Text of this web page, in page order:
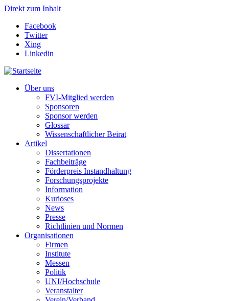
Direkt zum Inhalt
Facebook
Twitter
Xing
Linkedin
Über uns
FVI-Mitglied werden
Sponsoren
Sponsor werden
Glossar
Wissenschaftlicher Beirat
Artikel
Dissertationen
Fachbeiträge
Förderpreis Instandhaltung
Forschungsprojekte
Information
Kurioses
News
Presse
Richtlinien und Normen
Organisationen
Firmen
Institute
Messen
Politik
UNI/Hochschule
Veranstalter